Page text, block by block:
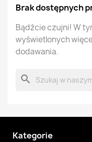
Brak dostępnych
Bądźcie czujni! W
wyświetlonych
dodawania.
search
Kategorie